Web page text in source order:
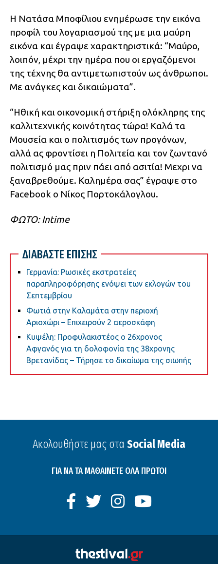
Η Νατάσα Μποφίλιου ενημέρωσε την εικόνα
προφίλ του λογαριασμού της με μια μαύρη
εικόνα και έγραψε χαρακτηριστικά: “Μαύρο,
λοιπόν, μέχρι την ημέρα που οι εργαζόμενοι
της τέχνης θα αντιμετωπιστούν ως άνθρωποι.
Με ανάγκες και δικαιώματα”.
“Ηθική και οικονομική στήριξη ολόκληρης της
καλλιτεχνικής κοινότητας τώρα! Καλά τα
Μουσεία και ο πολιτισμός των προγόνων,
αλλά ας φροντίσει η Πολιτεία και τον ζωντανό
πολιτισμό μας πριν πάει από ασιτία! Μεχρι να
ξαναβρεθούμε. Καλημέρα σας” έγραψε στο
Facebook ο Νίκος Πορτοκάλογλου.
ΦΩΤΟ: Intime
ΔΙΑΒΑΣΤΕ ΕΠΙΣΗΣ
Γερμανία: Ρωσικές εκστρατείες
παραπληροφόρησης ενόψει των εκλογών του
Σεπτεμβρίου
Φωτιά στην Καλαμάτα στην περιοχή
Αριοχώρι – Επιχειρούν 2 αεροσκάφη
Κυψέλη: Προφυλακιστέος ο 26χρονος
Αφγανός για τη δολοφονία της 38χρονης
Βρετανίδας – Τήρησε το δικαίωμα της σιωπής
Ακολουθήστε μας στα Social Media
ΓΙΑ ΝΑ ΤΑ ΜΑΘΑΙΝΕΤΕ ΟΛΑ ΠΡΩΤΟΙ